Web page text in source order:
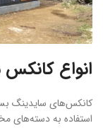
انواع
کانکس‌های سایدینگ
استفاده به دسته‌های